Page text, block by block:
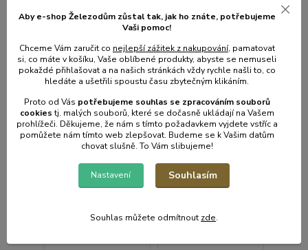
2 hodnocení
Odsavač par CH 100
Odsavač par CH 100
hnědý, 50cm, odtah
levý
Aby e-shop Železodům zůstal tak, jak ho znáte, potřebujeme
Vaši pomoc!
Chceme Vám zaručit co nejlepší zážitek z nakupování, pamatovat
si, co máte v košíku, Vaše oblíbené produkty, abyste se nemuseli
pokaždé přihlašovat a na našich stránkách vždy rychle našli to, co
hledáte a ušetřili spoustu času zbytečným klikáním.
Proto od Vás potřebujeme souhlas se zpracováním souborů
cookiestj. malých souborů, které se dočasně ukládají na Vašem
prohlížeči. Děkujeme, že nám s tímto požadavkem vyjdete vstříc a
pomůžete nám tímto web zlepšovat. Budeme se k Vašim datům
chovat slušně. To Vám slibujeme!
Nastavení Souhlasím
Souhlas můžete odmítnout zde.